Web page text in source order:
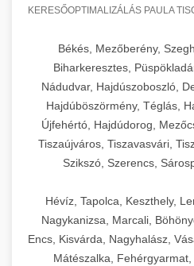
KERESŐOPTIMALIZÁLÁS PAULA
Békés, Mezőberény,
Biharkeresztes,
Nádudvar, Hajdúszoboszló,
Hajdúböszörmény, Téglás,
Újfehértó, Hajdúdorog,
Tiszaújváros, Tiszavasvári,
Szikszó, Szerencs,
Hévíz, Tapolca, Keszthely,
Nagykanizsa, Marcali,
Encs, Kisvárda, Nagyhalász,
Mátészalka,